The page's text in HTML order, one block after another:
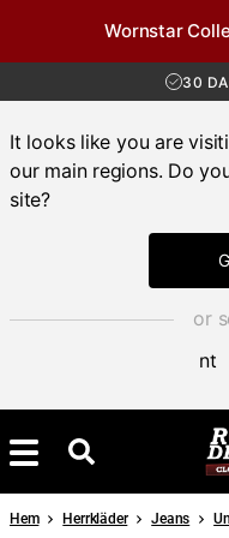
Wornstar
30
FRI
It looks like you are
our main regions. Do
site?
or
Hem Herrkläder Jeans